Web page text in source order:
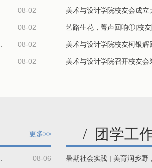
08-02
08-02
08-02
08-02
美术与设计学院校友会成立
艺路生花，菁声回响①|校友
美术与设计学院校友柯银辉
美术与设计学院召开校友会
更多>>
08-06
/团学工
暑期社会实践 | 美育润乡野